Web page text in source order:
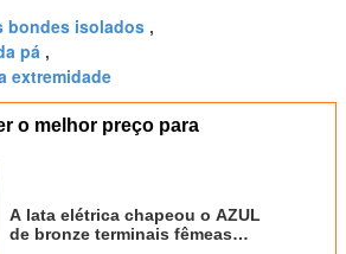
bondes isolados ,
pá ,
extremidade
o melhor preço para
A lata elétrica chapeou o AZUL
de bronze terminais fêmeas